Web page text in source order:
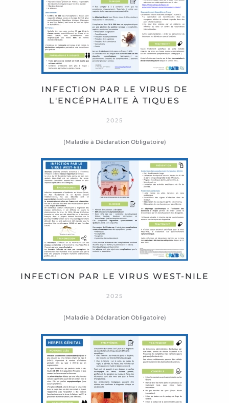
INFECTION PAR LE VIRUS DE
L'ENCÉPHALITE À TIQUES
2025
(Maladie à Déclaration Obligatoire)
INFECTION PAR LE VIRUS WEST-NILE
2025
(Maladie à Déclaration Obligatoire)